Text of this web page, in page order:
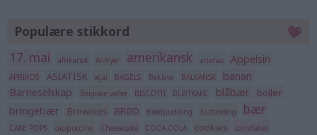
Populære stikkord
17. mai afrikansk Airfryer amerikansk ananas Appelsin
APRIKOS ASIATISK açai BAGELS Baklava BALKANSK
banan
Barneselskap
Belgiske vafler BISCOTTI BLØTKAKE blåbær boller
bringebær Brownies BRØD Brødpudding butterdeig bær
CAKE POPS cappuccino Cheesecake COCA-COLA cookies cornflakes